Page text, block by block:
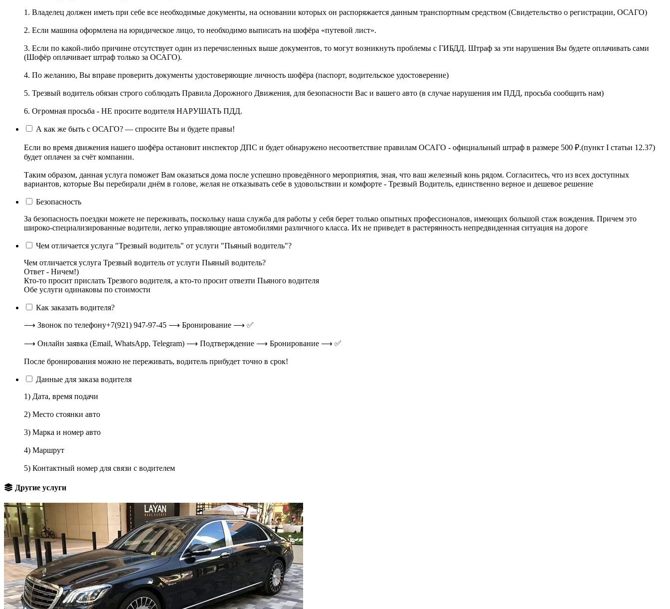
1. Владелец должен иметь при себе все необходимые документы, на основании которых он распоряжается данным транспортным средством (Свидетельство о регистрации, ОСАГО)
2. Если машина оформлена на юридическое лицо, то необходимо выписать на шофёра «путевой лист».
3. Если по какой-либо причине отсутствует один из перечисленных выше документов, то могут возникнуть проблемы с ГИБДД. Штраф за эти нарушения Вы будете оплачивать сами
(Шофёр оплачивает штраф только за ОСАГО).
4. По желанию, Вы вправе проверить документы удостоверяющие личность шофёра (паспорт, водительское удостоверение)
5. Трезвый водитель обязан строго соблюдать Правила Дорожного Движения, для безопасности Вас и вашего авто (в случае нарушения им ПДД, просьба сообщить нам)
6. Огромная просьба - НЕ просите водителя НАРУШАТЬ ПДД.
А как же быть с ОСАГО? — спросите Вы и будете правы!
Если во время движения нашего шофёра остановит инспектор ДПС и будет обнаружено несоответствие правилам ОСАГО - официальный штраф в размере 500 ₽.(пункт I статьи 12.37)
будет оплачен за счёт компании.
Таким образом, данная услуга поможет Вам оказаться дома после успешно проведённого мероприятия, зная, что ваш железный конь рядом. Согласитесь, что из всех доступных
вариантов, которые Вы перебирали днём в голове, желая не отказывать себе в удовольствии и комфорте - Трезвый Водитель, единственно верное и дешевое решение
Безопасность
За безопасность поездки можете не переживать, поскольку наша служба для работы у себя берет только опытных профессионалов, имеющих большой стаж вождения. Причем это
широко-специализированные водители, легко управляющие автомобилями различного класса. Их не приведет в растерянность непредвиденная ситуация на дороге
Чем отличается услуга "Трезвый водитель" от услуги "Пьяный водитель"?
Чем отличается услуга Трезвый водитель от услуги Пьяный водитель?
Ответ - Ничем!)
Кто-то просит прислать Трезвого водителя, а кто-то просит отвезти Пьяного водителя
Обе услуги одинаковы по стоимости
Как заказать водителя?
⟶ Звонок по телефону+7(921) 947-97-45 ⟶ Бронирование ⟶ ✅
⟶ Онлайн заявка (Email, WhatsApp, Telegram) ⟶ Подтверждение ⟶ Бронирование ⟶ ✅
После бронирования можно не переживать, водитель прибудет точно в срок!
Данные для заказа водителя
1) Дата, время подачи
2) Место стоянки авто
3) Марка и номер авто
4) Маршрут
5) Контактный номер для связи с водителем
Другие услуги